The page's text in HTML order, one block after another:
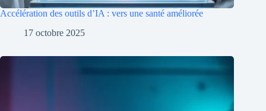
Accélération des outils d’IA : vers une santé améliorée
17 octobre 2025